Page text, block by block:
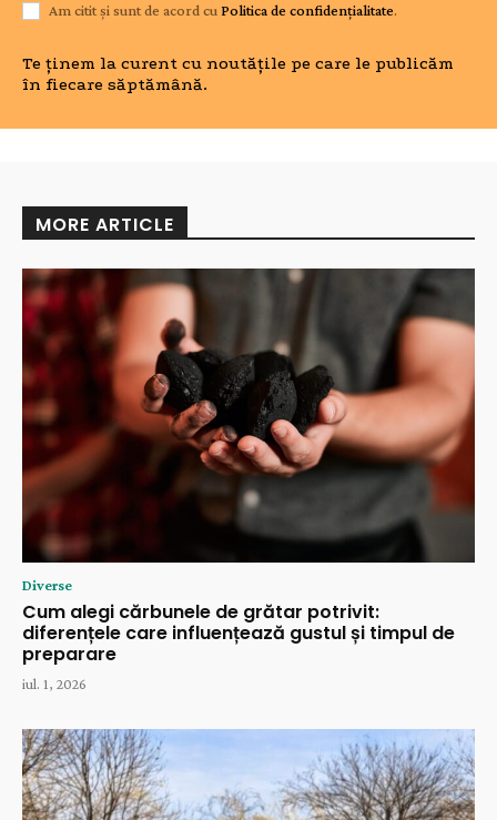
Am citit și sunt de acord cu Politica de confidențialitate.
Te ținem la curent cu noutățile pe care le publicăm
în fiecare săptămână.
MORE ARTICLE
Diverse
Cum alegi cărbunele de grătar potrivit:
diferențele care influențează gustul și timpul de
preparare
iul. 1, 2026